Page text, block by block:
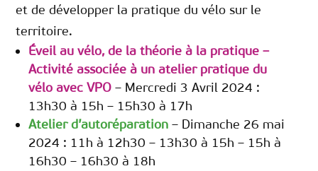
et de développer la pratique du vélo sur le
territoire.
Éveil au vélo, de la théorie à la pratique –
Activité associée à un atelier pratique du
vélo avec VPO – Mercredi 3 Avril 2024 :
13h30 à 15h – 15h30 à 17h
Atelier d’autoréparation – Dimanche 26 mai
2024 : 11h à 12h30 – 13h30 à 15h – 15h à
16h30 – 16h30 à 18h